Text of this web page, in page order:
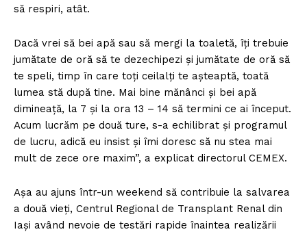
să respiri, atât.
Dacă vrei să bei apă sau să mergi la toaletă, îți trebuie
jumătate de oră să te dezechipezi și jumătate de oră să
te speli, timp în care toți ceilalți te așteaptă, toată
lumea stă după tine. Mai bine mănânci și bei apă
dimineață, la 7 și la ora 13 – 14 să termini ce ai început.
Acum lucrăm pe două ture, s-a echilibrat și programul
de lucru, adică eu insist și îmi doresc să nu stea mai
mult de zece ore maxim”, a explicat directorul CEMEX.
Așa au ajuns într-un weekend să contribuie la salvarea
a două vieți, Centrul Regional de Transplant Renal din
Iași având nevoie de testări rapide înaintea realizării